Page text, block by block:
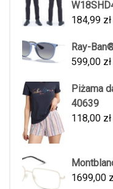
184,99 zł
Ray-
599,00 zł
Piżama
40639
118,00 zł
1699,00